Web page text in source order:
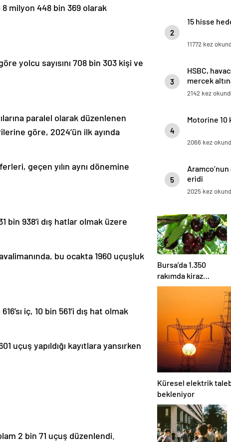
8 milyon 448 bin 369 olarak
yolcu sayısını 708 bin 303 kişi ve
paralel olarak düzenlenen
göre, 2024’ün ilk ayında
geçen yılın aynı dönemine
bin 938’i dış hatlar olmak üzere
bu ocakta 1960 uçuşluk
iç, 10 bin 561’i dış hat olmak
uçuş yapıldığı kayıtlara yansırken
2 bin 71 uçuş düzenlendi.
2
15 hisse
11772 kez
3
HSBC,
mercek
2142 kez
4
Motorine 10
2066 kez
5
eridi
2025 kez
Bursa’da 1.350
rakımda kiraz
hasadı
kazandırıyor: Kilosu
Küresel elektrik
bekleniyor